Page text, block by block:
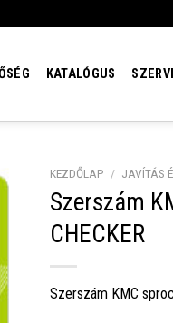
KATALÓGUS
KEZDŐLAP / JAVÍTÁS
Szerszám
CHECKER
Szerszám KMC